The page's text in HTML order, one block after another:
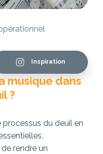
musique dans
?
du deuil en
rendre un
Inspiration